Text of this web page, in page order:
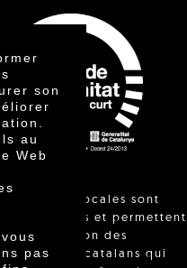
son
au
Web
pas
"Les ventes locales sont
réglementées et permettent
l'identification des
agriculteurs catalans qui